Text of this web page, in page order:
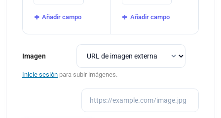
Añadir campo Añadir campo
Imagen
Inicie sesión para subir imágenes.